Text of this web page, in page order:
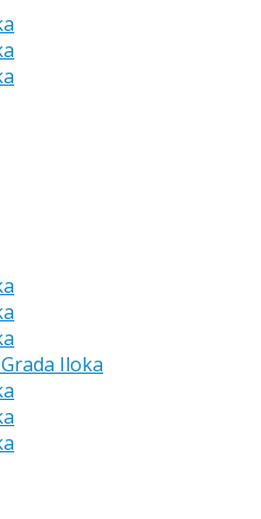
Iloka